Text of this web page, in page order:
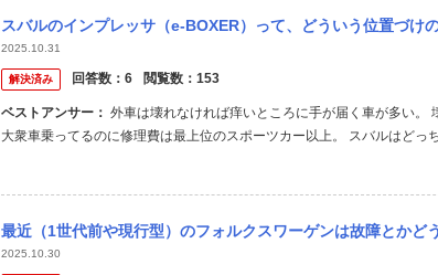
スバルのインプレッサ（e-BOXER）って、どういう位置づけの車なんですか？ 私はコンパクトでトルク感のある、剛性が
2025.10.31
解決済み 回答数： 6 閲覧数： 153
ベストアンサー：
大衆車乗ってるのに修理費は最上位のスポーツカー以上。 スバルはどっ
いる。 ボディのヘニャヘニャはサスペンションの味付けがマイルドな
最近（1世代前や現行型）のフォルクスワーゲンは故障とかどうですか？ナビは
2025.10.30